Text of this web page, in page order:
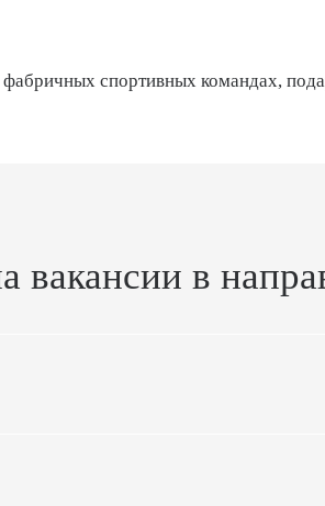
фабричных спортивных командах,
вакансии в